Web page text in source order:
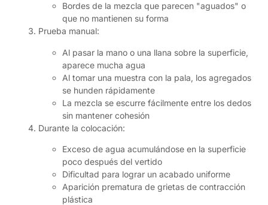
Bordes de la mezcla que parecen "aguados" o
que no mantienen su forma
Prueba manual:
Al pasar la mano o una llana sobre la superficie,
aparece mucha agua
Al tomar una muestra con la pala, los agregados
se hunden rápidamente
La mezcla se escurre fácilmente entre los dedos
sin mantener cohesión
Durante la colocación:
Exceso de agua acumulándose en la superficie
poco después del vertido
Dificultad para lograr un acabado uniforme
Aparición prematura de grietas de contracción
plástica